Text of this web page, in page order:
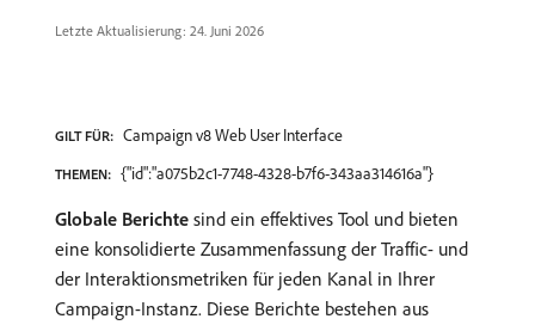
Letzte Aktualisierung: 24. Juni 2026
GILT FÜR: Campaign v8 Web User Interface
THEMEN: {"id":"a075b2c1-7748-4328-b7f6-343aa314616a"}
Globale Berichte sind ein effektives Tool und bieten
eine konsolidierte Zusammenfassung der Traffic- und
der Interaktionsmetriken für jeden Kanal in Ihrer
Campaign-Instanz. Diese Berichte bestehen aus